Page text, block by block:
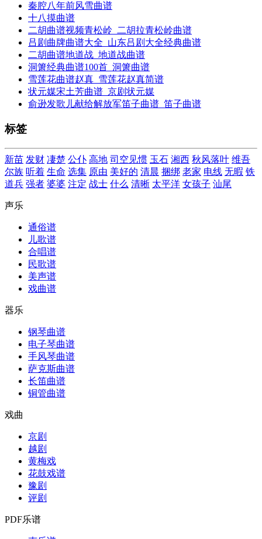
秦腔八年前风雪曲谱
十八摸曲谱
二胡曲谱视频青松岭_二胡拉青松岭曲谱
吕剧曲牌曲谱大全_山东吕剧大全经典曲谱
二胡曲谱地道战_地道战曲谱
洞箫经典曲谱100首_洞箫曲谱
雪莲花曲谱赵真_雪莲花赵真简谱
状元媒宋土芳曲谱_京剧状元媒
俞逊发歌儿献给解放军笛子曲谱_笛子曲谱
标签
新苗 发财 凄楚 公仆 高地 司空见惯 玉石 湘西 秋风落叶 维吾
尔族 听着 生命 选集 原由 美好的 清晨 捆绑 老家 电线 无暇 铁
道兵 强者 婆婆 注定 战士 什么 清晰 太平洋 女孩子 汕尾
声乐
通俗谱
儿歌谱
合唱谱
民歌谱
美声谱
戏曲谱
器乐
钢琴曲谱
电子琴曲谱
手风琴曲谱
萨克斯曲谱
长笛曲谱
铜管曲谱
戏曲
京剧
越剧
黄梅戏
花鼓戏谱
豫剧
评剧
PDF乐谱